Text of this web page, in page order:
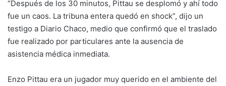
“Después de los 30 minutos, Pittau se desplomó y ahí todo
fue un caos. La tribuna entera quedó en shock”, dijo un
testigo a Diario Chaco, medio que confirmó que el traslado
fue realizado por particulares ante la ausencia de
asistencia médica inmediata.
Enzo Pittau era un jugador muy querido en el ambiente del